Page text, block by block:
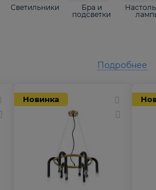
Светильники
Бра и
подсветки
Новинка
Подробнее